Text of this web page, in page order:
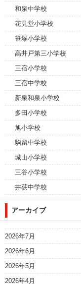
和泉中学校
花見堂小学校
笹塚小学校
高井戸第三小学校
三宿小学校
三宿中学校
新泉和泉小学校
多田小学校
旭小学校
駒留中学校
城山小学校
三谷小学校
井荻中学校
アーカイブ
2026年7月
2026年6月
2026年5月
2026年4月